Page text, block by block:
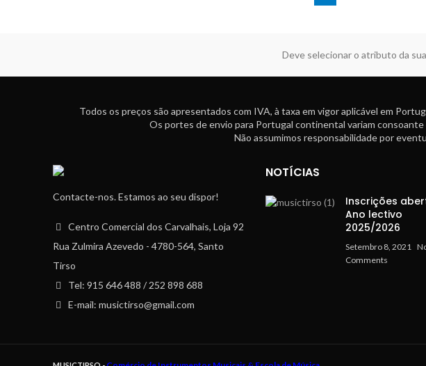
Deve selecionar o atributo da
Todos os preços são apresentados com IVA, à taxa em vigor aplicável em
Os portes de envio para Portugal continental variam
Não assumimos responsabilidade por
Contacte-nos. Estamos ao seu dispor!
Centro Comercial dos Carvalhais, Loja 92
Rua Zulmira Azevedo - 4780-564, Santo
Tirso
Tel: 915 646 488 / 252 898 688
E-mail: musictirso@gmail.com
NOTÍCIAS
Inscrições
Ano lectivo
2025/2026
Setembro 8, 2021
Comments